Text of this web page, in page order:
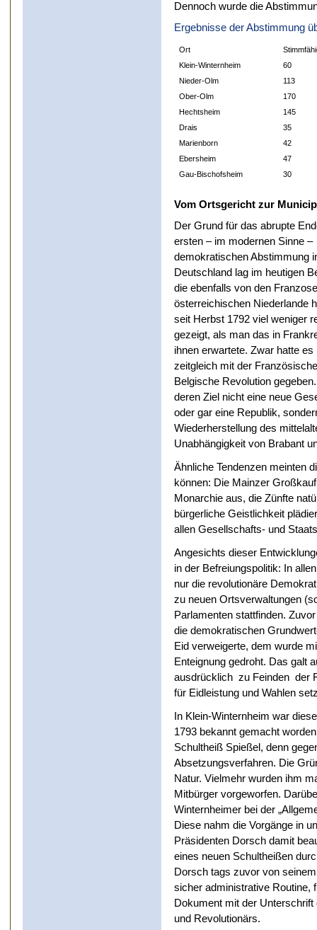
Dennoch wurde die
Ergebnisse der Abstimmung
Ort
Klein-Winternheim
60
Nieder-Olm
113
Ober-Olm
170
Hechtsheim
145
Drais
35
Marienborn
42
Ebersheim
47
Gau-Bischofsheim
30
Vom Ortsgericht zur
Der Grund für das abrupte
ersten – im modernen Sinne –
demokratischen Abstimmung
Deutschland lag im heutigen
die ebenfalls von den
österreichischen Niederlande
seit Herbst 1792 viel weniger
gezeigt, als man das in
ihnen erwartete. Zwar hatte es
zeitgleich mit der
Belgische Revolution
deren Ziel nicht eine neue
oder gar eine Republik,
Wiederherstellung des
Unabhängigkeit von Brabant
Ähnliche Tendenzen meinten
können: Die Mainzer
Monarchie aus, die Zünfte
bürgerliche Geistlichkeit
allen Gesellschafts- und
Angesichts dieser
in der Befreiungspolitik: In
nur die revolutionäre
zu neuen Ortsverwaltungen
Parlamenten stattfinden.
die demokratischen
Eid verweigerte, dem wurde
Enteignung gedroht. Das galt
ausdrücklich zu Feinden der
für Eidleistung und Wahlen
In Klein-Winternheim war
1793 bekannt gemacht
Schultheiß Spießel, denn
Absetzungsverfahren. Die
Natur. Vielmehr wurden ihm
Mitbürger vorgeworfen.
Winternheimer bei der
Diese nahm die Vorgänge in
Präsidenten Dorsch damit
eines neuen Schultheißen
Dorsch tags zuvor von
sicher administrative Routine,
Dokument mit der
und Revolutionärs.